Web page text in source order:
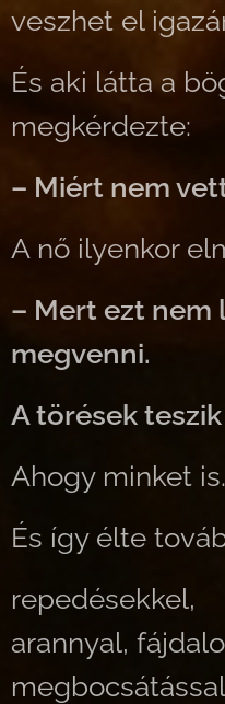
veszhet el
És aki látta a
megkérdezte:
– Miért nem
A nő ilyenkor
– Mert ezt nem
megvenni.
A törések teszik
Ahogy minket is.
És így élte
repedésekkel,
arannyal,